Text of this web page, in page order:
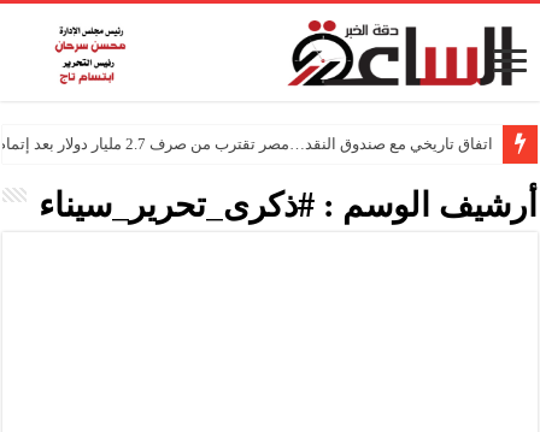
اتفاق تاريخي مع صندوق النقد…مصر تقترب من صرف 2.7 مليار دولار بعد إتمام المراجعتين
أرشيف الوسم :#ذكرى_تحرير_سيناء